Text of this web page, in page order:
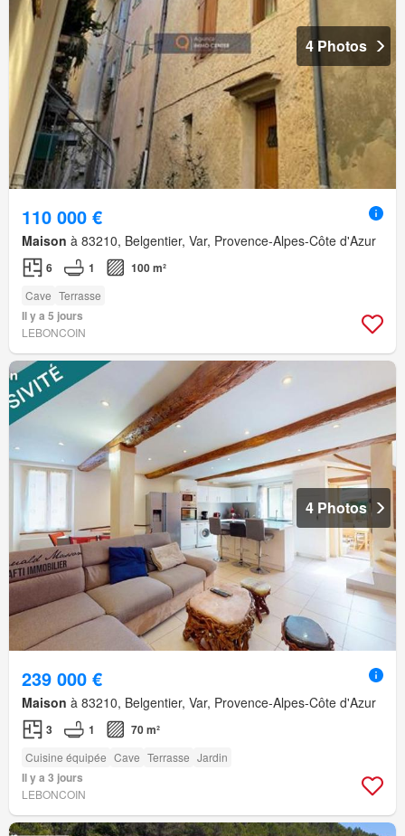
4 Photos
110 000 €
Maison à 83210, Belgentier, Var, Provence-Alpes-Côte d'Azur
6 1 100 m²
Cave Terrasse
Il y a 5 jours
LEBONCOIN
4 Photos
239 000 €
Maison à 83210, Belgentier, Var, Provence-Alpes-Côte d'Azur
3 1 70 m²
Cuisine équipée Cave Terrasse Jardin
Il y a 3 jours
LEBONCOIN